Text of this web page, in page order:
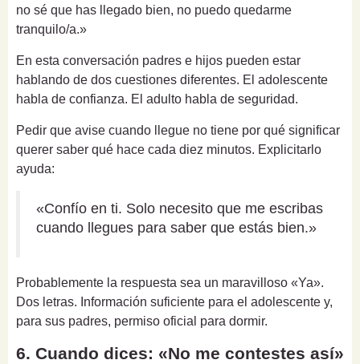
no sé que has llegado bien, no puedo quedarme
tranquilo/a.»
En esta conversación padres e hijos pueden estar
hablando de dos cuestiones diferentes. El adolescente
habla de confianza. El adulto habla de seguridad.
Pedir que avise cuando llegue no tiene por qué significar
querer saber qué hace cada diez minutos. Explicitarlo
ayuda:
«Confío en ti. Solo necesito que me escribas
cuando llegues para saber que estás bien.»
Probablemente la respuesta sea un maravilloso «Ya».
Dos letras. Información suficiente para el adolescente y,
para sus padres, permiso oficial para dormir.
6. Cuando dices: «No me contestes así»